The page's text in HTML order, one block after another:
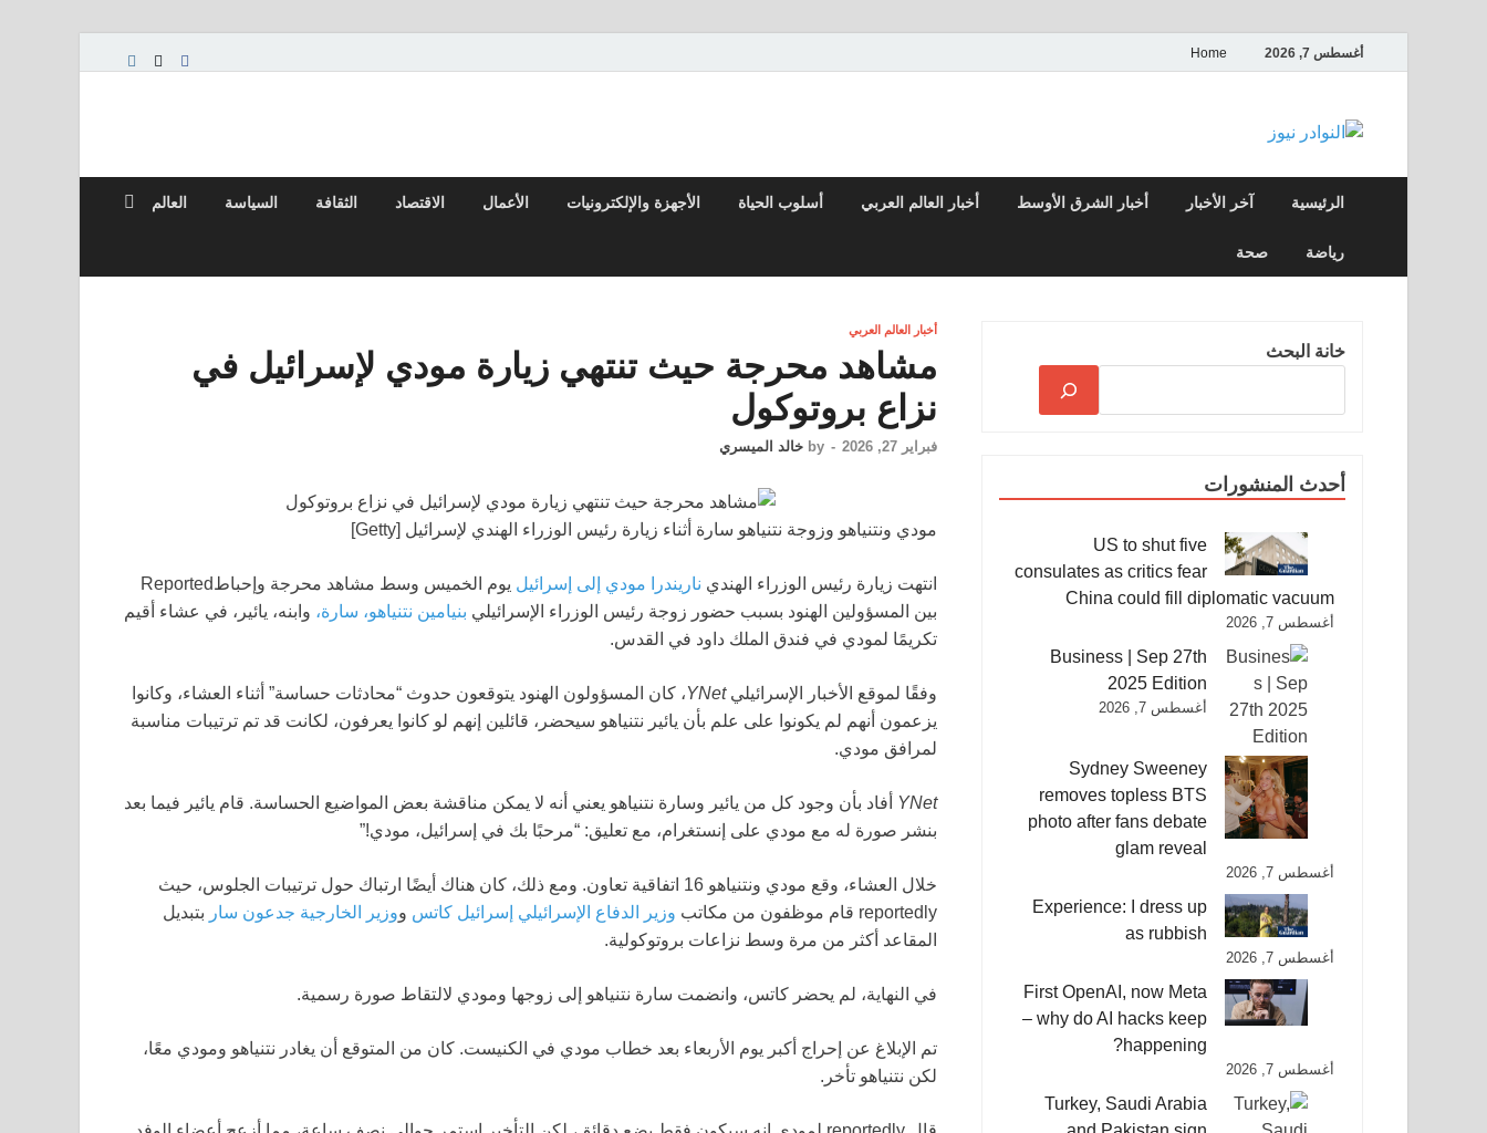
أغسطس 7, 2026 Home
النوادر نيوز
الرئيسية آخر الأخبار أخبار الشرق الأوسط أخبار العالم العربي أسلوب الحياة الأجهزة والإلكترونيات الأعمال الاقتصاد الثقافة السياسة العالم
رياضة صحة
أخبار العالم العربي
مشاهد محرجة حيث تنتهي زيارة مودي لإسرائيل في
نزاع بروتوكول
فبراير 27, 2026 -
by خالد الميسري
مودي ونتنياهو وزوجة نتنياهو سارة أثناء زيارة رئيس الوزراء الهندي لإسرائيل [Getty]
انتهت زيارة رئيس الوزراء الهندي ناريندرا مودي إلى إسرائيل
يوم الخميس وسط مشاهد محرجة وإحباطReported
بين المسؤولين الهنود بسبب حضور زوجة رئيس الوزراء الإسرائيلي بنيامين نتنياهو، سارة، وابنه، يائير، في عشاء أقيم
تكريمًا لمودي في فندق الملك داود في القدس.
وفقًا لموقع الأخبار الإسرائيليYNet، كان المسؤولون الهنود يتوقعون حدوث “محادثات حساسة” أثناء العشاء، وكانوا
يزعمون أنهم لم يكونوا على علم بأن يائير نتنياهو سيحضر، قائلين إنهم لو كانوا يعرفون، لكانت قد تم ترتيبات مناسبة
لمرافق مودي.
YNet أفاد بأن وجود كل من يائير وسارة نتنياهو يعني أنه لا يمكن مناقشة بعض المواضيع الحساسة. قام يائير فيما بعد
بنشر صورة له مع مودي على إنستغرام، مع تعليق: “مرحبًا بك في إسرائيل، مودي!”
خلال العشاء، وقع مودي ونتنياهو 16 اتفاقية تعاون. ومع ذلك، كان هناك أيضًا ارتباك حول ترتيبات الجلوس، حيث
reportedly قام موظفون من مكاتب
وزير الدفاع الإسرائيلي إسرائيل كاتس ووزير الخارجية جدعون سار ​​​​​​بتبديل
المقاعد أكثر من مرة وسط نزاعات بروتوكولية.
في النهاية، لم يحضر كاتس، وانضمت سارة نتنياهو إلى زوجها ومودي لالتقاط صورة رسمية.
تم الإبلاغ عن إحراج أكبر يوم الأربعاء بعد خطاب مودي في الكنيست. كان من المتوقع أن يغادر نتنياهو ومودي معًا،
لكن نتنياهو تأخر.
خانة البحث
أحدث المنشورات
US to shut five
consulates as critics fear
China could fill diplomatic vacuum
أغسطس 7, 2026
Business | Sep 27th
2025 Edition
أغسطس 7, 2026
Sydney Sweeney
removes topless BTS
photo after fans debate
glam reveal
أغسطس 7, 2026
Experience: I dress up
as rubbish
أغسطس 7, 2026
First OpenAI, now Meta
– why do AI hacks keep
happening?
أغسطس 7, 2026
Turkey, Saudi Arabia